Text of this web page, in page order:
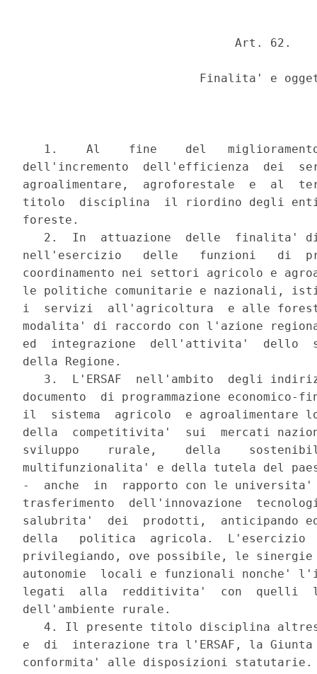
                              Art. 62.
Finalita' e
1.    Al    fine    del
dell'incremento  dell'efficienza  dei
agroalimentare,  agroforestale  e  al
titolo  disciplina  il riordino degli
foreste.
2.  In  attuazione  delle  finalita'
nell'esercizio   delle   funzioni   di
coordinamento nei settori agricolo e
le politiche comunitarie e nazionali,
i  servizi  all'agricoltura  e alle foreste
modalita' di raccordo con l'azione
ed  integrazione  dell'attivita'  dello
della Regione.
3.  L'ERSAF  nell'ambito  degli
documento  di programmazione
il  sistema  agricolo  e agroalimentare
della  competitivita'  sui  mercati
sviluppo    rurale,    della
multifunzionalita' e della tutela del
-  anche  in  rapporto con le
trasferimento  dell'innovazione
salubrita'  dei  prodotti,  anticipando ed
della   politica  agricola.  L'esercizio
privilegiando, ove possibile, le
autonomie  locali e funzionali nonche'
legati  alla  redditivita'  con  quelli
dell'ambiente rurale.
4. Il presente titolo disciplina
e  di  interazione tra l'ERSAF, la